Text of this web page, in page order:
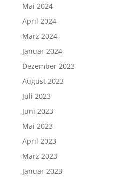
Mai 2024
April 2024
März 2024
Januar 2024
Dezember 2023
August 2023
Juli 2023
Juni 2023
Mai 2023
April 2023
März 2023
Januar 2023